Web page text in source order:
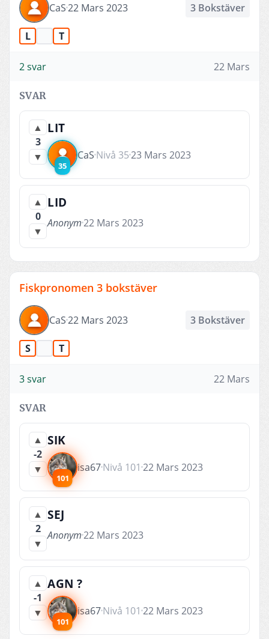
CaS22 Mars 2023 3 Bokstäver
L T
2 svar 22 Mars
SVAR
▲
3
▼
LIT
35
CaS Nivå 3523 Mars 2023
▲
0
▼
LID
Anonym22 Mars 2023
Fiskpronomen 3 bokstäver
CaS22 Mars 2023 3 Bokstäver
S T
3 svar 22 Mars
SVAR
▲
-2
▼
SIK
101
isa67Nivå 101 22 Mars 2023
▲
2
▼
SEJ
Anonym22 Mars 2023
▲
-1
▼
AGN ?
101
isa67Nivå 101 22 Mars 2023